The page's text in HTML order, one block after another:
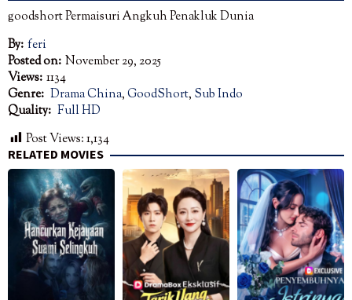
goodshort Permaisuri Angkuh Penakluk Dunia
By: feri
Posted on: November 29, 2025
Views: 1134
Genre: Drama China,GoodShort, Sub Indo
Quality: Full HD
Post Views:1,134
RELATED MOVIES